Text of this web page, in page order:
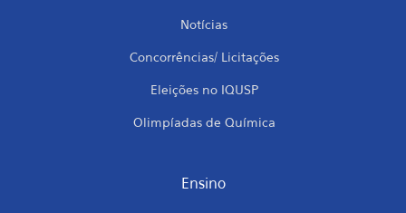
Notícias
Concorrências/ Licitações
Eleições no IQUSP
Olimpíadas de Química
Ensino